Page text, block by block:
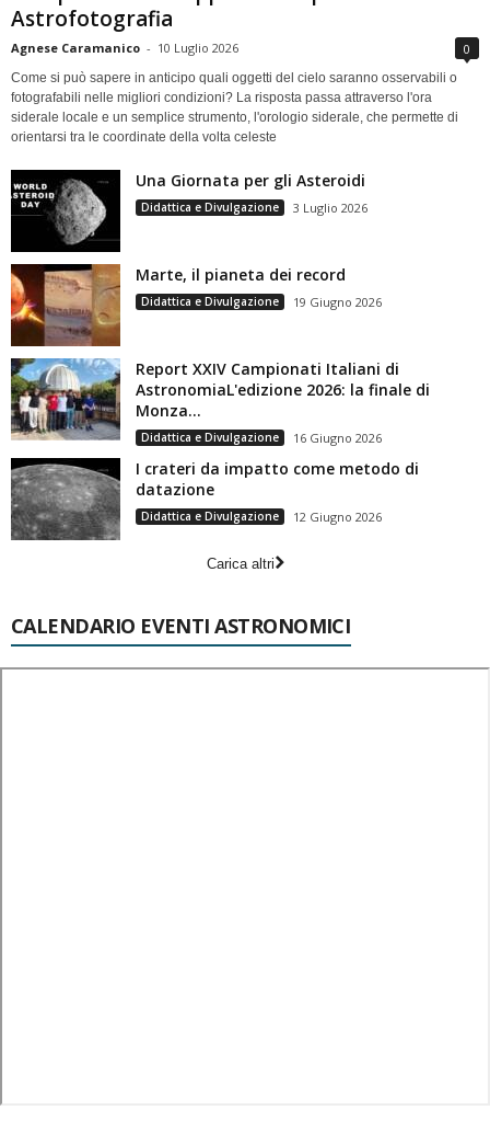
Astrofotografia
Agnese Caramanico - 10 Luglio 2026 0
Come si può sapere in anticipo quali oggetti del cielo saranno osservabili o
fotografabili nelle migliori condizioni? La risposta passa attraverso l'ora
siderale locale e un semplice strumento, l'orologio siderale, che permette di
orientarsi tra le coordinate della volta celeste
Una Giornata per gli Asteroidi
Didattica e Divulgazione 3 Luglio 2026
Marte, il pianeta dei record
Didattica e Divulgazione 19 Giugno 2026
Report XXIV Campionati Italiani di
AstronomiaL'edizione 2026: la finale di
Monza...
Didattica e Divulgazione 16 Giugno 2026
I crateri da impatto come metodo di
datazione
Didattica e Divulgazione 12 Giugno 2026
Carica altri
CALENDARIO EVENTI ASTRONOMICI